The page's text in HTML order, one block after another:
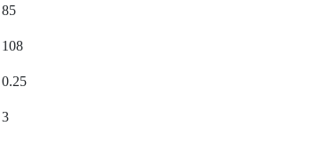
85
108
0.25
3